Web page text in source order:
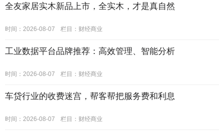
全友家居实木新品上市，全实木，才是真自然
时间：2026-08-07 栏目： 财经商业
工业数据平台品牌推荐：高效管理、智能分析
时间：2026-08-07 栏目： 财经商业
车贷行业的收费迷宫，帮客帮把服务费和利息
时间：2026-08-07 栏目： 财经商业